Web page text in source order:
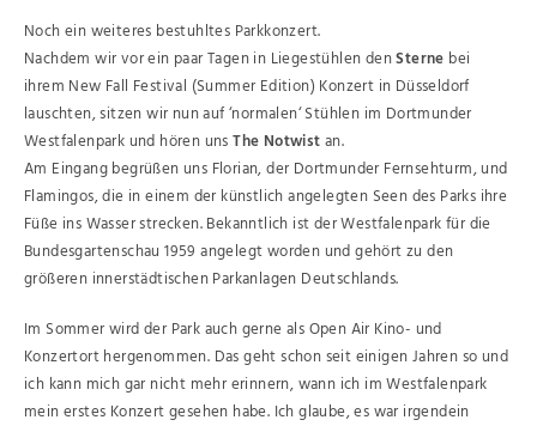
Noch ein weiteres bestuhltes Parkkonzert.
Nachdem wir vor ein paar Tagen in Liegestühlen denSterne bei
ihrem New Fall Festival (Summer Edition) Konzert in Düsseldorf
lauschten, sitzen wir nun auf ‘normalen‘ Stühlen im Dortmunder
Westfalenpark und hören unsThe Notwistan.
Am Eingang begrüßen uns Florian, der Dortmunder Fernsehturm, und
Flamingos, die in einem der künstlich angelegten Seen des Parks ihre
Füße ins Wasser strecken. Bekanntlich ist der Westfalenpark für die
Bundesgartenschau 1959 angelegt worden und gehört zu den
größeren innerstädtischen Parkanlagen Deutschlands.
Im Sommer wird der Park auch gerne als Open Air Kino- und
Konzertort hergenommen. Das geht schon seit einigen Jahren so und
ich kann mich gar nicht mehr erinnern, wann ich im Westfalenpark
mein erstes Konzert gesehen habe. Ich glaube, es war irgendein